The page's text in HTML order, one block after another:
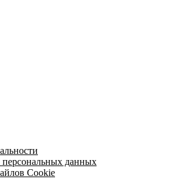
персональных данных
Cookie